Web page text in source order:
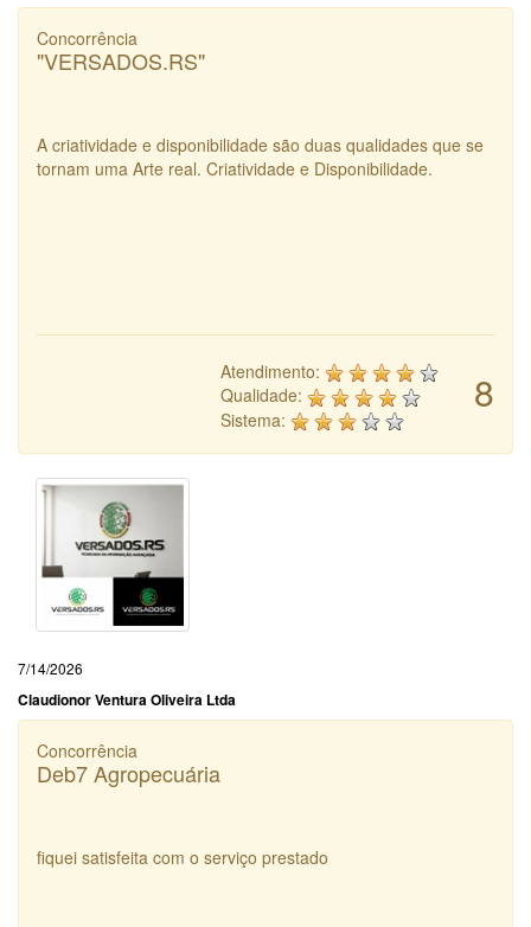
Concorrência
"VERSADOS.RS"
A criatividade e disponibilidade são duas qualidades que se
tornam uma Arte real. Criatividade e Disponibilidade.
8
Atendimento:
Qualidade:
Sistema:
7/14/2026
Claudionor Ventura Oliveira Ltda
Concorrência
Deb7 Agropecuária
fiquei satisfeita com o serviço prestado